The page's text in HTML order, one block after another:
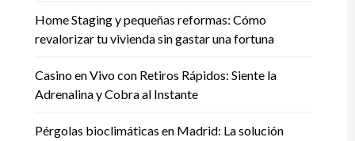
Home Staging y pequeñas reformas: Cómo
revalorizar tu vivienda sin gastar una fortuna
Casino en Vivo con Retiros Rápidos: Siente la
Adrenalina y Cobra al Instante
Pérgolas bioclimáticas en Madrid: La solución